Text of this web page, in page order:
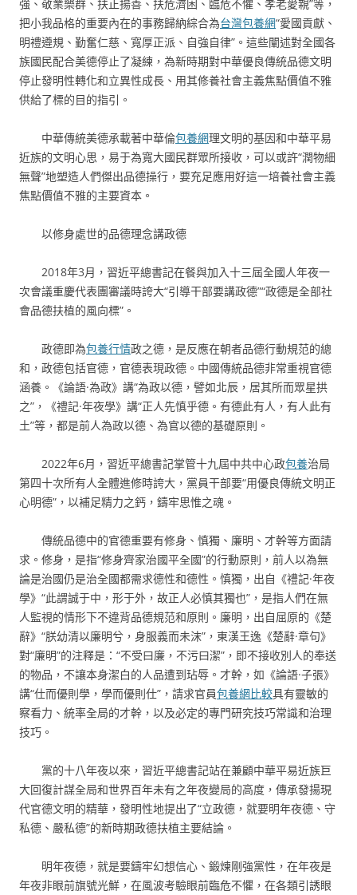
強、敬業樂群、扶正揚善、扶危濟困、臨危不懼、孝老愛親”等，
把小我品格的重要內在的事務歸納綜合為台灣包養網“愛國貢獻、
明禮遵規、勤奮仁慈、寬厚正派、自強自律”。這些闡述對全國各
族國民配合美德停止了凝練，為新時期對中華優良傳統品德文明
停止發明性轉化和立異性成長、用其修養社會主義焦點價值不雅
供給了標的目的指引。
中華傳統美德承載著中華倫包養網理文明的基因和中華平易
近族的文明心思，易于為寬大國民群眾所接收，可以或許“潤物細
無聲”地塑造人們傑出品德操行，要充足應用好這一培養社會主義
焦點價值不雅的主要資本。
以修身處世的品德理念講政德
2018年3月，習近平總書記在餐與加入十三屆全國人年夜一
次會議重慶代表團審議時誇大“引導干部要講政德”“政德是全部社
會品德扶植的風向標”。
政德即為包養行情政之德，是反應在朝者品德行動規范的總
和，政德包括官德，官德表現政德。中國傳統品德非常重視官德
涵養。《論語·為政》講“為政以德，譬如北辰，居其所而眾星拱
之”，《禮記·年夜學》講“正人先慎乎德。有德此有人，有人此有
土”等，都是前人為政以德、為官以德的基礎原則。
2022年6月，習近平總書記掌管十九屆中共中心政包養治局
第四十次所有人全體進修時誇大，黨員干部要“用優良傳統文明正
心明德”，以補足精力之鈣，鑄牢思惟之魂。
傳統品德中的官德重要有修身、慎獨、廉明、才幹等方面請
求。修身，是指“修身齊家治國平全國”的行動原則，前人以為無
論是治國仍是治全國都需求德性和德性。慎獨，出自《禮記·年夜
學》“此謂誠于中，形于外，故正人必慎其獨也”，是指人們在無
人監視的情形下不違背品德規范和原則。廉明，出自屈原的《楚
辭》“朕幼清以廉明兮，身服義而未沫”，東漢王逸《楚辭·章句》
對“廉明”的注釋是：“不受曰廉，不污曰潔”，即不接收別人的奉送
的物品，不讓本身潔白的人品遭到玷辱。才幹，如《論語·子張》
講“仕而優則學，學而優則仕”，請求官員包養網比較具有靈敏的
察看力、統率全局的才幹，以及必定的專門研究技巧常識和治理
技巧。
黨的十八年夜以來，習近平總書記站在兼顧中華平易近族巨
大回復計謀全局和世界百年未有之年夜變局的高度，傳承發揚現
代官德文明的精華，發明性地提出了“立政德，就要明年夜德、守
私德、嚴私德”的新時期政德扶植主要結論。
明年夜德，就是要鑄牢幻想信心、鍛煉剛強黨性，在年夜是
年夜非眼前旗號光鮮，在風波考驗眼前臨危不懼，在各類引誘眼